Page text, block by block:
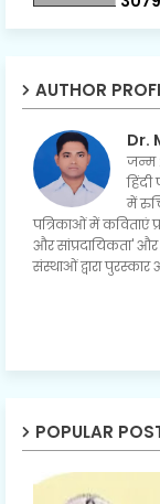
AUTHOR
Dr.
जन्म
में
पत्रिकाओं में कविताएं
और सांप्रदायिकता' और
संस्थाओं द्वारा पुरस्कार
POPULAR